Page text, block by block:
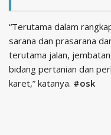
“Terutama dalam
sarana dan prasarana
terutama jalan,
bidang pertanian dan
karet,” katanya. #osk